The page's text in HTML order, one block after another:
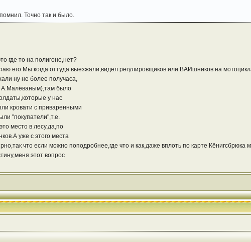
Точно так и было.
где то на полигоне,нет?
его.Мы когда оттуда выезжали,видел регулировщиков или ВАИшников на
ну не более получаса,
А.Малёваным),там было
у нас
кровати с приваренными
"покупатели",т.е.
место в лесу,да,по
уже с этого места
что если можно поподробнее,где что и как,даже вплоть по карте Кёнигсбрюка
этот вопрос